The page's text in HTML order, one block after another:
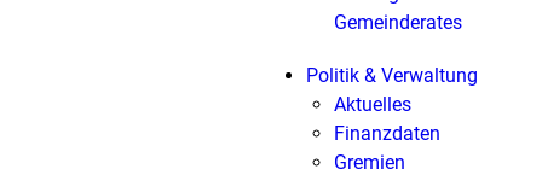
Gemeinderates
Politik & Verwaltung
Aktuelles
Finanzdaten
Gremien